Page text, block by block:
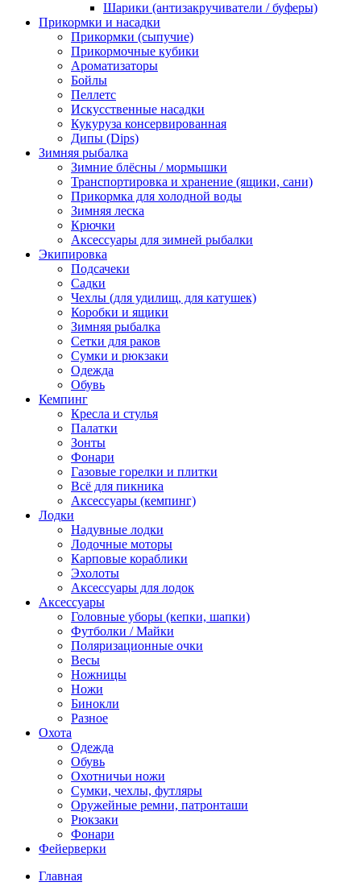
Шарики (антизакручиватели / буферы)
Прикормки и насадки
Прикормки (сыпучие)
Прикормочные кубики
Ароматизаторы
Бойлы
Пеллетс
Искусственные насадки
Кукуруза консервированная
Дипы (Dips)
Зимняя рыбалка
Зимние блёсны / мормышки
Транспортировка и хранение (ящики, сани)
Прикормка для холодной воды
Зимняя леска
Крючки
Аксессуары для зимней рыбалки
Экипировка
Подсачеки
Садки
Чехлы (для удилищ, для катушек)
Коробки и ящики
Зимняя рыбалка
Сетки для раков
Сумки и рюкзаки
Одежда
Обувь
Кемпинг
Кресла и стулья
Палатки
Зонты
Фонари
Газовые горелки и плитки
Всё для пикника
Аксессуары (кемпинг)
Лодки
Надувные лодки
Лодочные моторы
Карповые кораблики
Эхолоты
Аксессуары для лодок
Аксессуары
Головные уборы (кепки, шапки)
Футболки / Майки
Поляризационные очки
Весы
Ножницы
Ножи
Бинокли
Разное
Охота
Одежда
Обувь
Охотничьи ножи
Сумки, чехлы, футляры
Оружейные ремни, патронташи
Рюкзаки
Фонари
Фейерверки
Главная